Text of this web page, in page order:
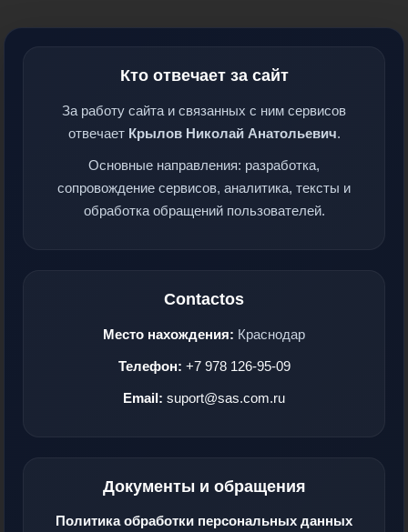
Кто отвечает за сайт
За работу сайта и связанных с ним сервисов
отвечает Крылов Николай Анатольевич.
Основные направления: разработка,
сопровождение сервисов, аналитика, тексты и
обработка обращений пользователей.
Contactos
Место нахождения: Краснодар
Телефон: +7 978 126-95-09
Email: suport@sas.com.ru
Документы и обращения
Политика обработки персональных данных